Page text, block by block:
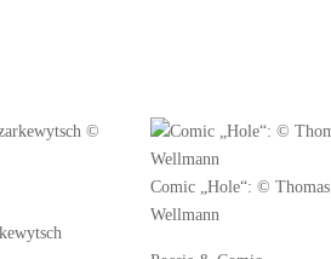
Comic „Hole“: © Thomas
Wellmann